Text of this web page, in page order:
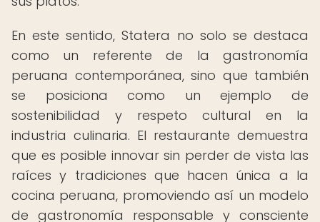
En este sentido, Statera no solo se destaca
como un referente de la gastronomía
peruana contemporánea, sino que también
se posiciona como un ejemplo de
sostenibilidad y respeto cultural en la
industria culinaria. El restaurante demuestra
que es posible innovar sin perder de vista las
raíces y tradiciones que hacen única a la
cocina peruana, promoviendo así un modelo
de gastronomía responsable y consciente